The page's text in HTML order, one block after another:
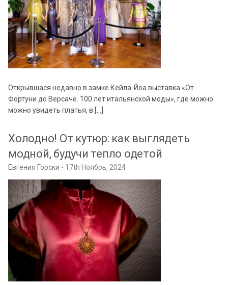
Открывшася недавно в замке Кейла-Йоа выставка «От
Фортуни до Версаче. 100 лет итальянской моды», где можно
можно увидеть платья, в […]
Холодно! От кутюр: как выглядеть
модной, будучи тепло одетой
Евгения Горски 17th Ноябрь, 2024